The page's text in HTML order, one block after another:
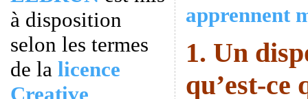
à disposition
selon les termes
de la licence
Creative
apprennent
1. Un
qu’est-ce